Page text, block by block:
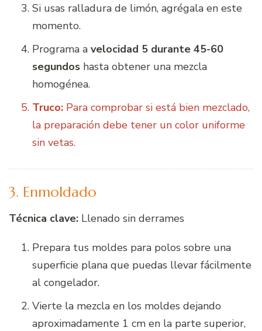
Si usas ralladura de limón, agrégala en este
momento.
Programa a velocidad 5 durante 45-60
segundos hasta obtener una mezcla
homogénea.
Truco: Para comprobar si está bien mezclado,
la preparación debe tener un color uniforme
sin vetas.
3. Enmoldado
Técnica clave: Llenado sin derrames
Prepara tus moldes para polos sobre una
superficie plana que puedas llevar fácilmente
al congelador.
Vierte la mezcla en los moldes dejando
aproximadamente 1 cm en la parte superior,